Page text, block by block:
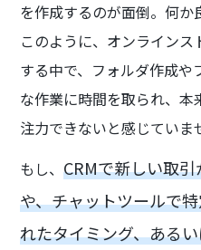
を作成するのが面倒。何か
このように、オンライン
する中で、フォルダ作成
な作業に時間を取られ、
注力できないと感じていま
もし、CRMで新しい取
や、チャットツールで
れたタイミング、ある